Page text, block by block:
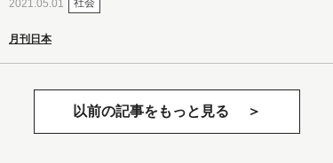
2021.05.01 社会
月刊日本
以前の記事をもっと見る